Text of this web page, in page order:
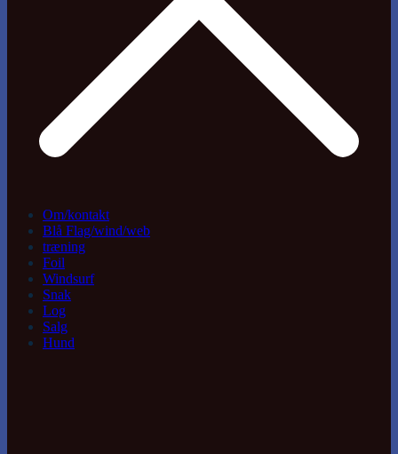
Om/kontakt
Blå Flag/wind/web
træning
Foil
Windsurf
Snak
Log
Salg
Hund